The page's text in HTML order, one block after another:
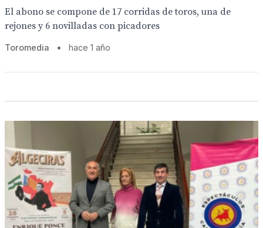
El abono se compone de 17 corridas de toros, una de
rejones y 6 novilladas con picadores
Toromedia • hace 1 año